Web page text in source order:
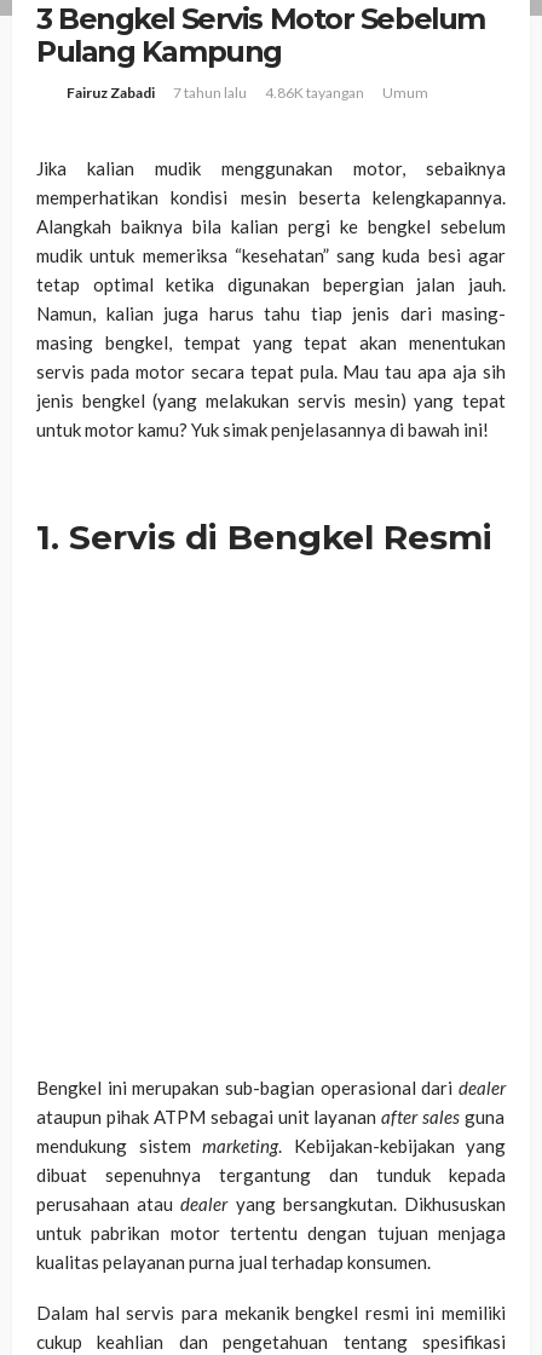
3 Bengkel Servis Motor Sebelum
Pulang Kampung
Fairuz Zabadi 7 tahun lalu 4.86K tayangan Umum
Jika kalian mudik menggunakan motor, sebaiknya
memperhatikan kondisi mesin beserta kelengkapannya.
Alangkah baiknya bila kalian pergi ke bengkel sebelum
mudik untuk memeriksa “kesehatan” sang kuda besi agar
tetap optimal ketika digunakan bepergian jalan jauh.
Namun, kalian juga harus tahu tiap jenis dari masing-
masing bengkel, tempat yang tepat akan menentukan
servis pada motor secara tepat pula. Mau tau apa aja sih
jenis bengkel (yang melakukan servis mesin) yang tepat
untuk motor kamu? Yuk simak penjelasannya di bawah ini!
1. Servis di Bengkel Resmi
Bengkel ini merupakan sub-bagian operasional dari dealer
ataupun pihak ATPM sebagai unit layananafter sales guna
mendukung sistem marketing. Kebijakan-kebijakan yang
dibuat sepenuhnya tergantung dan tunduk kepada
perusahaan ataudealeryang bersangkutan. Dikhususkan
untuk pabrikan motor tertentu dengan tujuan menjaga
kualitas pelayanan purna jual terhadap konsumen.
Dalam hal servis para mekanik bengkel resmi ini memiliki
cukup keahlian dan pengetahuan tentang spesifikasi